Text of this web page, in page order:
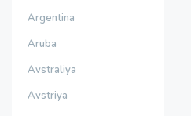
Argentina
Aruba
Avstraliya
Avstriya